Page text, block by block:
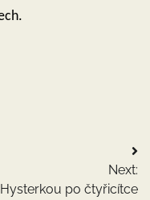
Next:
Hysterkou po čtyřicítce